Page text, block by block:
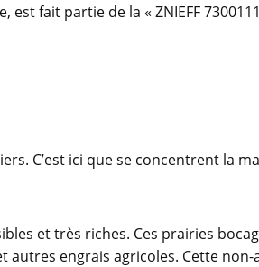
est fait partie de la « ZNIEFF
C’est ici que se concentrent la
et très riches. Ces prairies
engrais agricoles. Cette